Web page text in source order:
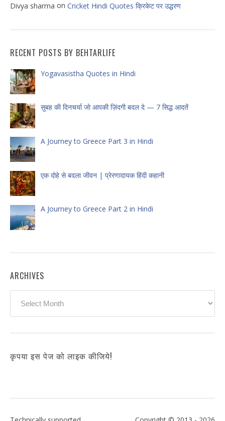
Divya sharma on Cricket Hindi Quotes क्रिकेट पर उद्धरण
RECENT POSTS BY BEHTARLIFE
Yogavasistha Quotes in Hindi
सुबह की दिनचर्या जो आपकी ज़िंदगी बदल दे — 7 सिद्ध आदतें
A Journey to Greece Part 3 in Hindi
एक दोहे से बदला जीवन | प्रेरणादायक हिंदी कहानी
A Journey to Greece Part 2 in Hindi
ARCHIVES
कृपया इस पेज को लाइक कीजिये!